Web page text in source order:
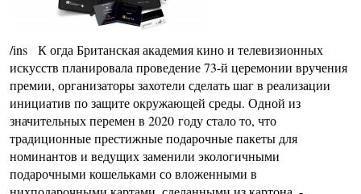
/ins К огда Британская академия кино и телевизионных
искусств планировала проведение 73-й церемонии вручения
премии, организаторы захотели сделать шаг в реализации
инициатив по защите окружающей среды. Одной из
значительных перемен в 2020 году стало то, что
традиционные престижные подарочные пакеты для
номинантов и ведущих заменили экологичными
подарочными кошельками со вложенными в